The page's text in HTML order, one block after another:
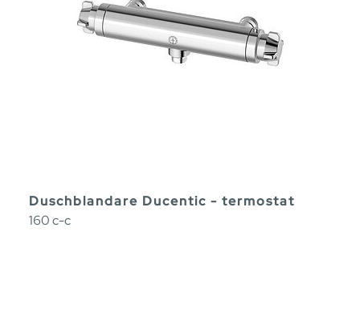
Duschblandare Ducentic - termostat
160 c-c